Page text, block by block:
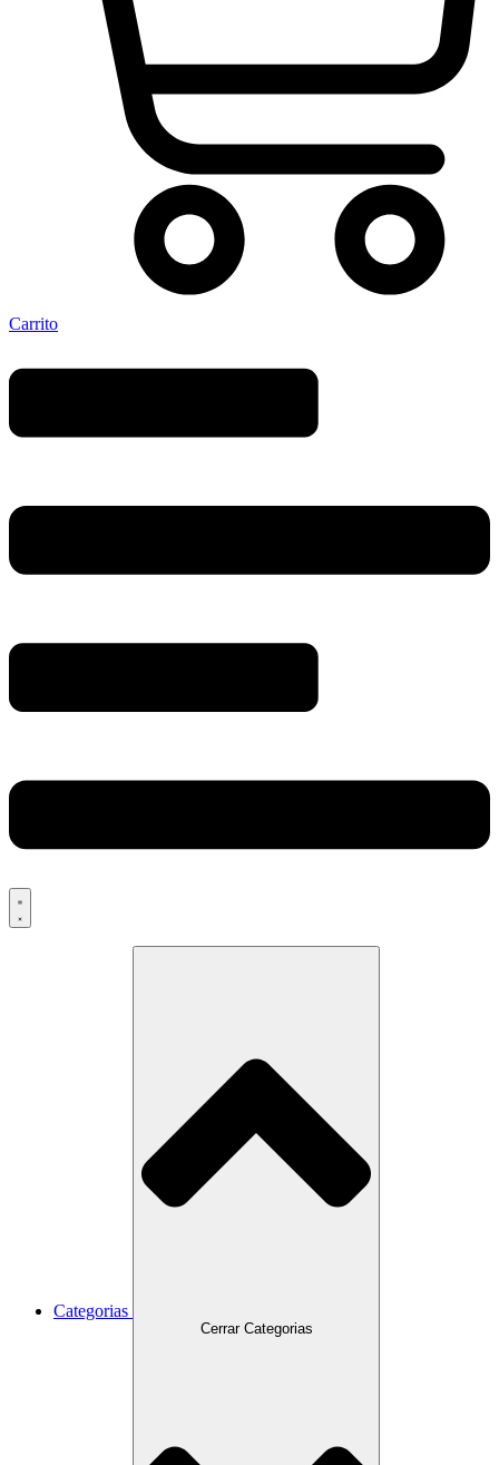
Carrito
Categorias
Cerrar Categorias